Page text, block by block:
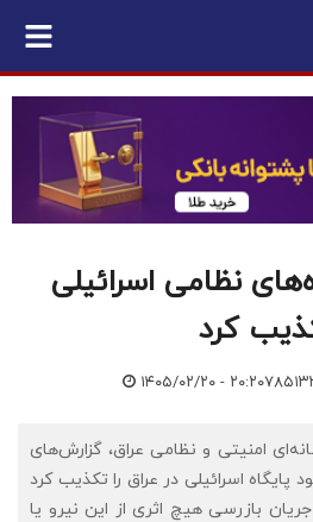
نظامی اسرائیلی
کرد
۱۴۰۵/۰۲/۲۰ - ۲۰:۲۰
امنیتی و نظامی عراق، گزارش‌های
پایگاه اسرائیلی در عراق را تکذیب کرد
بازرسی هیچ اثری از این نیرو یا